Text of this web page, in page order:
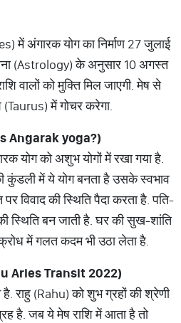
में अंगारक योग का निर्माण 27 जुलाई
(Astrology) के अनुसार 10 अगस्त
वालों को मुक्ति मिल जाएगी. मेष से
में गोचर करेगा.
Angarak yoga?)
योग को अशुभ योगों में रखा गया है.
कुंडली में ये योग बनता है उसके स्वभाव
विवाद की स्थिति पैदा करता है. पति-
स्थिति बन जाती है. घर की सुख-शांति
में गलत कदम भी उठा लेता है.
Aries Transit 2022)
है. राहु (Rahu) को शुभ ग्रहों की श्रेणी
है. जब ये मेष राशि में आता है तो